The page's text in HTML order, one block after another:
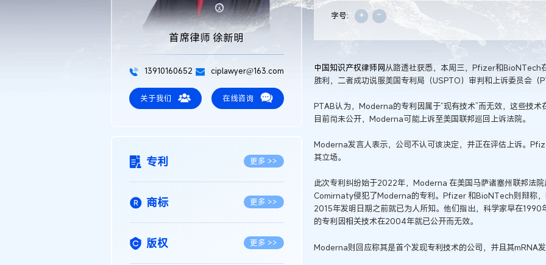
首席律师 徐新明
13910160652 ciplawyer@163.com
关于我们 在线咨询
专利 更多 >>
商标 更多 >>
版权 更多 >>
字号: + -
中国知识产权律师网从路透社获悉，本周三，Pfizer和BioNTech
胜利，二者成功说服美国专利局（USPTO）审判和上诉委员会
PTAB认为，Moderna的专利因属于“现有技术”而无效，这些技
目前尚未公开，Moderna可能上诉至美国联邦巡回上诉法院。
Moderna发言人表示，公司不认可该决定，并正在评估上诉。
其立场。
此次专利纠纷始于2022年，Moderna 在美国马萨诸塞州联邦法
Comirnaty侵犯了Moderna的专利。Pfizer 和BioNTech则辩称，
2015年发明日期之前就已为人所知。他们指出，科学家早在
的专利因相关技术在2004年就已公开而无效。
Moderna则回应称其是首个发现专利技术的公司，并且其mRNA